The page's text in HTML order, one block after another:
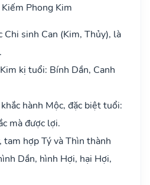
Phong Kim
Chi sinh Can (Kim, Thủy), là
kị tuổi: Bính Dần, Canh
hành Mộc, đặc biệt tuổi:
mà được lợi.
tam hợp Tý và Thìn thành
Dần, hình Hợi, hại Hợi,